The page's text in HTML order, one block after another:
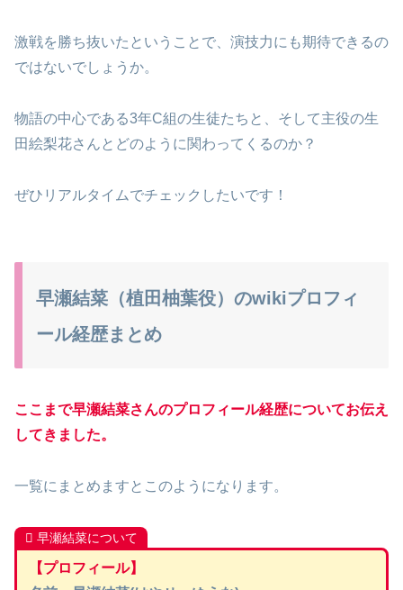
激戦を勝ち抜いたということで、演技力にも期待できるの
ではないでしょうか。
物語の中心である3年C組の生徒たちと、そして主役の生
田絵梨花さんとどのように関わってくるのか？
ぜひリアルタイムでチェックしたいです！
早瀬結菜（植田柚葉役）のwikiプロフィ
ール経歴まとめ
ここまで早瀬結菜さんのプロフィール経歴についてお伝え
してきました。
一覧にまとめますとこのようになります。
早瀬結菜について
【プロフィール】